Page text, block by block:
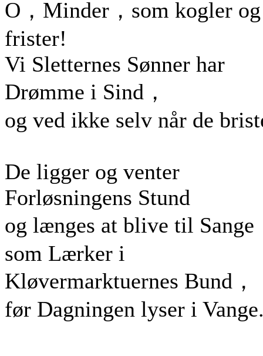
O，Minder，som kogler og
frister!
Vi Sletternes Sønner har
Drømme i Sind，
og ved ikke selv når de
De ligger og venter
Forløsningens Stund
og længes at blive til Sange
som Lærker i
Kløvermarktuernes Bund，
før Dagningen lyser i